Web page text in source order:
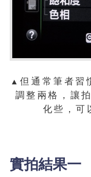
▲但通常筆者習
調整兩格，讓
化些，可
實拍結果一